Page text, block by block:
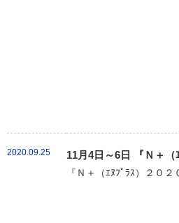
2020.09.25 11月4日～6日 『Ｎ＋
『Ｎ＋（ｴﾇﾌﾟﾗｽ）２０